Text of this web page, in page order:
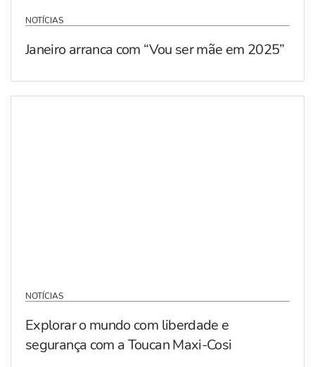
NOTÍCIAS
Janeiro arranca com “Vou ser mãe em 2025”
NOTÍCIAS
Explorar o mundo com liberdade e
segurança com a Toucan Maxi-Cosi